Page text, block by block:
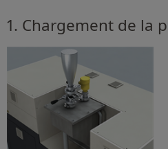
1. Chargement de la